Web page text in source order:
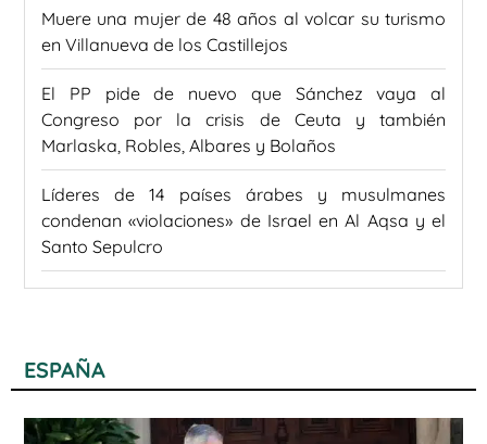
Muere una mujer de 48 años al volcar su turismo
en Villanueva de los Castillejos
El PP pide de nuevo que Sánchez vaya al
Congreso por la crisis de Ceuta y también
Marlaska, Robles, Albares y Bolaños
Líderes de 14 países árabes y musulmanes
condenan «violaciones» de Israel en Al Aqsa y el
Santo Sepulcro
ESPAÑA